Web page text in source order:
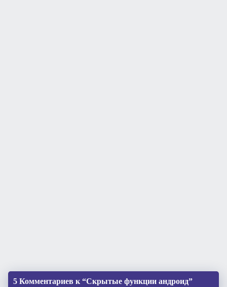
5 Комментариев к “Скрытые функции андроид”